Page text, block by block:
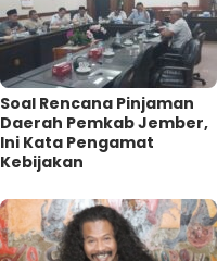
‎Soal Rencana Pinjaman
Daerah Pemkab Jember,
Ini Kata Pengamat
Kebijakan ‎